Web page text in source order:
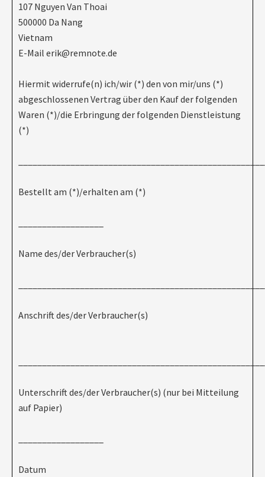
107 Nguyen Van Thoai
500000 Da Nang
Vietnam
E-Mail erik@remnote.de
Hiermit widerrufe(n) ich/wir (*) den von mir/uns (*)
abgeschlossenen Vertrag über den Kauf der folgenden
Waren (*)/die Erbringung der folgenden Dienstleistung
(*)
Bestellt am (*)/erhalten am (*)
Name des/der Verbraucher(s)
Anschrift des/der Verbraucher(s)
Unterschrift des/der Verbraucher(s) (nur bei Mitteilung
auf Papier)
Datum